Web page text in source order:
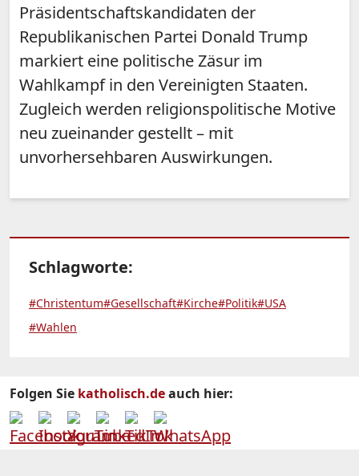
Präsidentschaftskandidaten der
Republikanischen Partei Donald Trump
markiert eine politische Zäsur im
Wahlkampf in den Vereinigten Staaten.
Zugleich werden religionspolitische Motive
neu zueinander gestellt – mit
unvorhersehbaren Auswirkungen.
Schlagworte:
#Christentum#Gesellschaft#Kirche#Politik#USA
#Wahlen
Folgen Sie katholisch.deauch hier: